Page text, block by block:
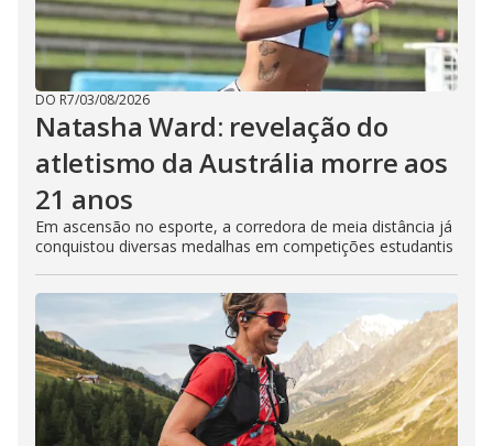
DO R7/03/08/2026
Natasha Ward: revelação do
atletismo da Austrália morre aos
21 anos
Em ascensão no esporte, a corredora de meia distância já
conquistou diversas medalhas em competições estudantis